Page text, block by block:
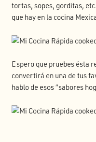
tortas, sopes, gorditas,
que hay en la cocina
Espero que pruebes ésta
convertirá en una de tus
hablo de esos “sabores